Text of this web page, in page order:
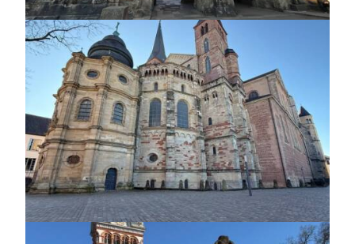
https://jedu.fi/wp-
content/uploads/2026/02/Trier-
1.jpg
https://jedu.fi/wp-